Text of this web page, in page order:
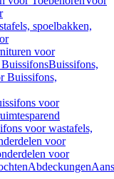
spoelbakken,
voor
Buissifons,
Buissifons,
voor
voor wastafels,
voor
voor
Abdeckungen